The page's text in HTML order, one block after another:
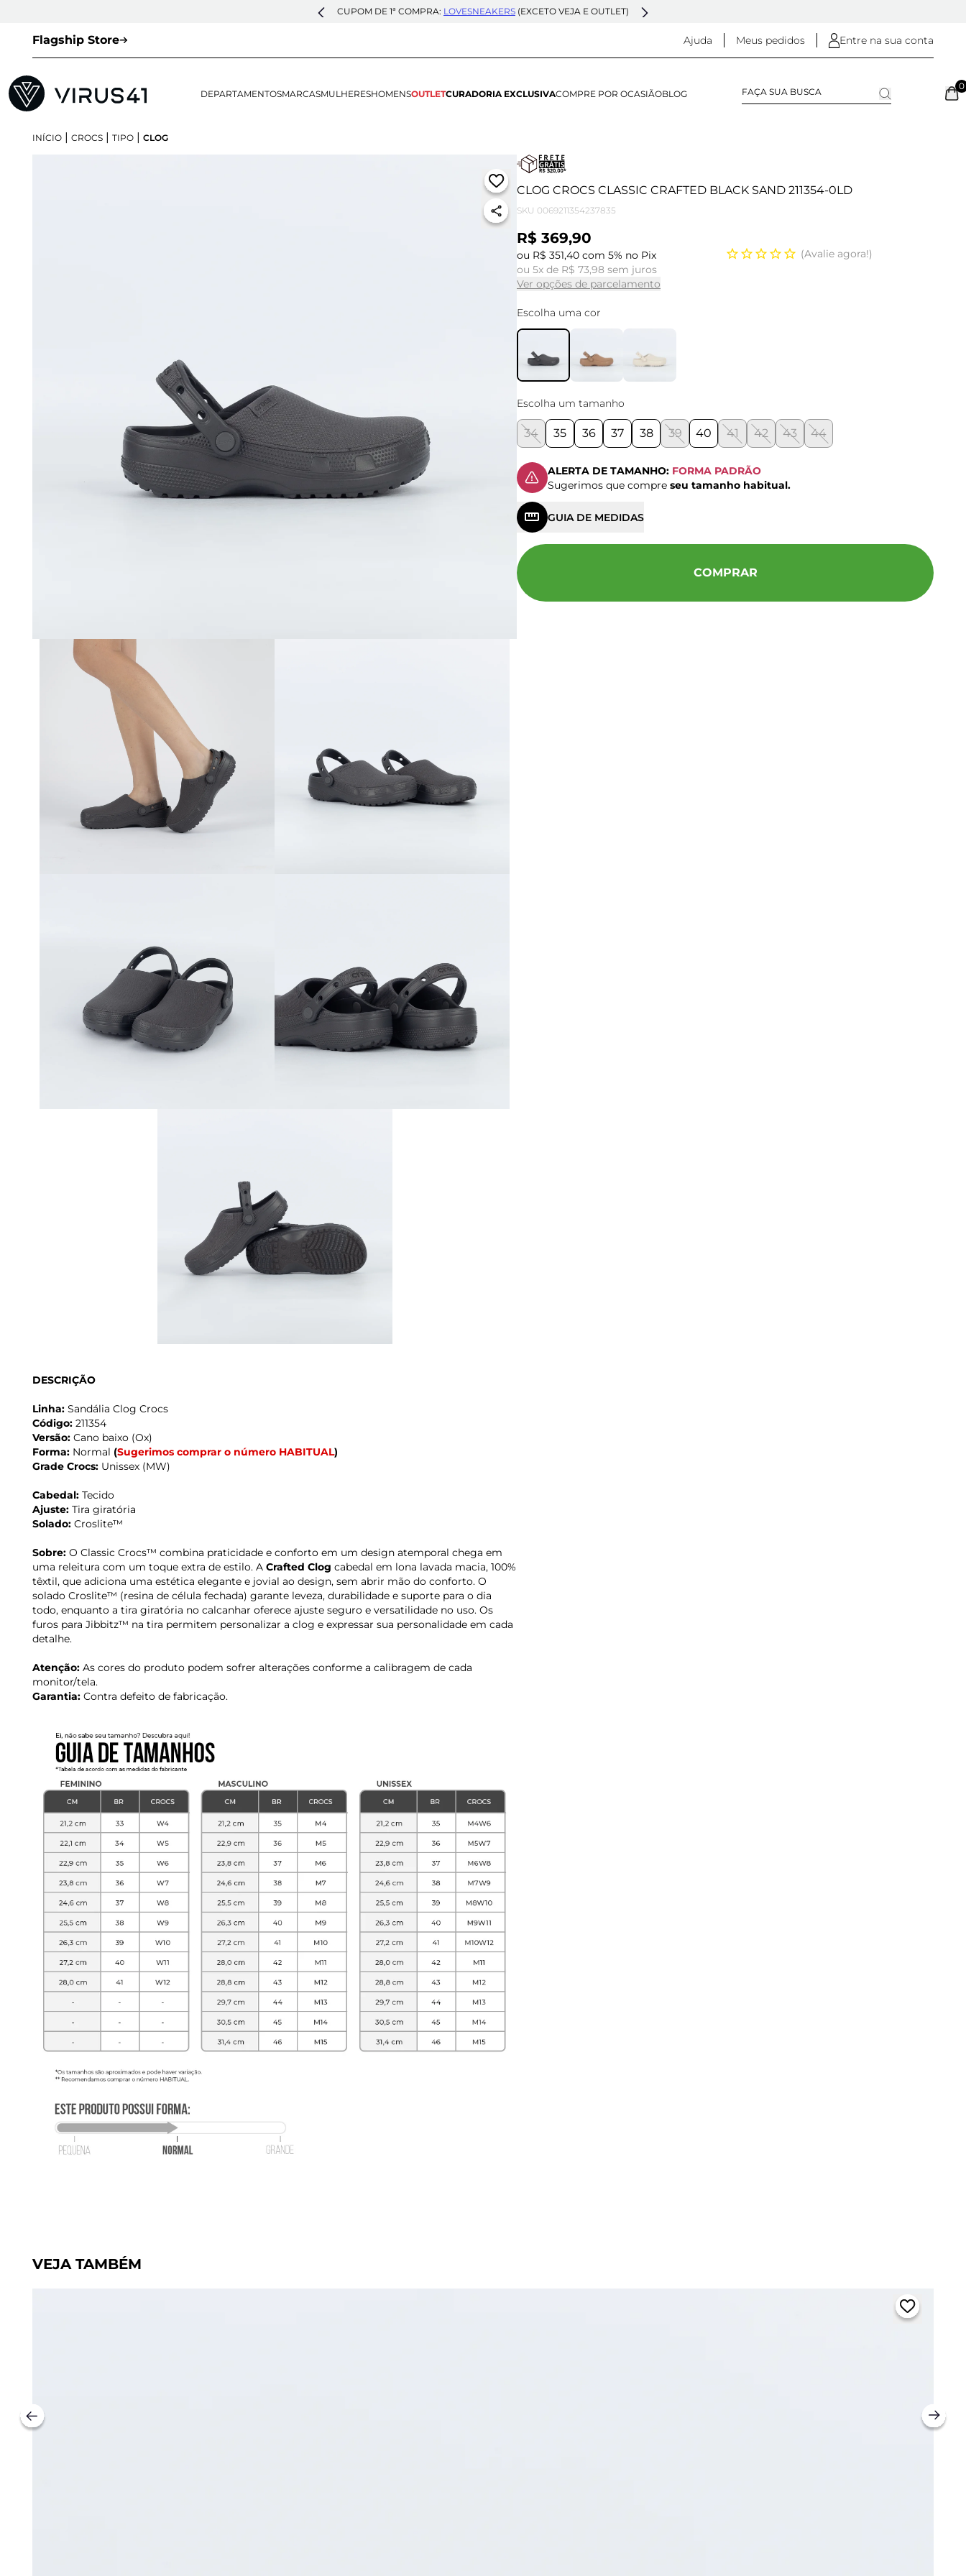
CUPOM DE 1ª COMPRA: LOVESNEAKERS (EXCETO VEJA E OUTLET)
Flagship Store Ajuda Meus pedidos Entre na sua conta
DEPARTAMENTOSMARCASMULHERESHOMENSOUTLETCURADORIA EXCLUSIVACOMPRE POR OCASIÃOBLOG
0
INÍCIO | CROCS | TIPO | CLOG
DESCRIÇÃO
Linha: Sandália Clog Crocs
Código: 211354
Versão: Cano baixo (Ox)
Forma: Normal (Sugerimos comprar o número HABITUAL)
Grade Crocs: Unissex (MW)
Cabedal: Tecido
Ajuste: Tira giratória
Solado: Croslite™
Sobre: O Classic Crocs™ combina praticidade e conforto em um design atemporal chega em
uma releitura com um toque extra de estilo. A Crafted Clog cabedal em lona lavada macia, 100%
têxtil, que adiciona uma estética elegante e jovial ao design, sem abrir mão do conforto. O
solado Croslite™ (resina de célula fechada) garante leveza, durabilidade e suporte para o dia
todo, enquanto a tira giratória no calcanhar oferece ajuste seguro e versatilidade no uso. Os
furos para Jibbitz™ na tira permitem personalizar a clog e expressar sua personalidade em cada
detalhe.
Atenção: As cores do produto podem sofrer alterações conforme a calibragem de cada
monitor/tela.
Garantia: Contra defeito de fabricação.
CLOG CROCS CLASSIC CRAFTED BLACK SAND 211354-0LD
SKU 0069211354237835
R$ 369,90
ou R$ 351,40 com 5% no Pix
ou 5x de R$ 73,98 sem juros
Ver opções de parcelamento
Avalie agora!
Escolha uma cor
Escolha um tamanho
34 35 36 37 38 39 40 41 42 43 44
ALERTA DE TAMANHO: FORMA PADRÃO
Sugerimos que compre seu tamanho habitual.
GUIA DE MEDIDAS
COMPRAR
VEJA TAMBÉM